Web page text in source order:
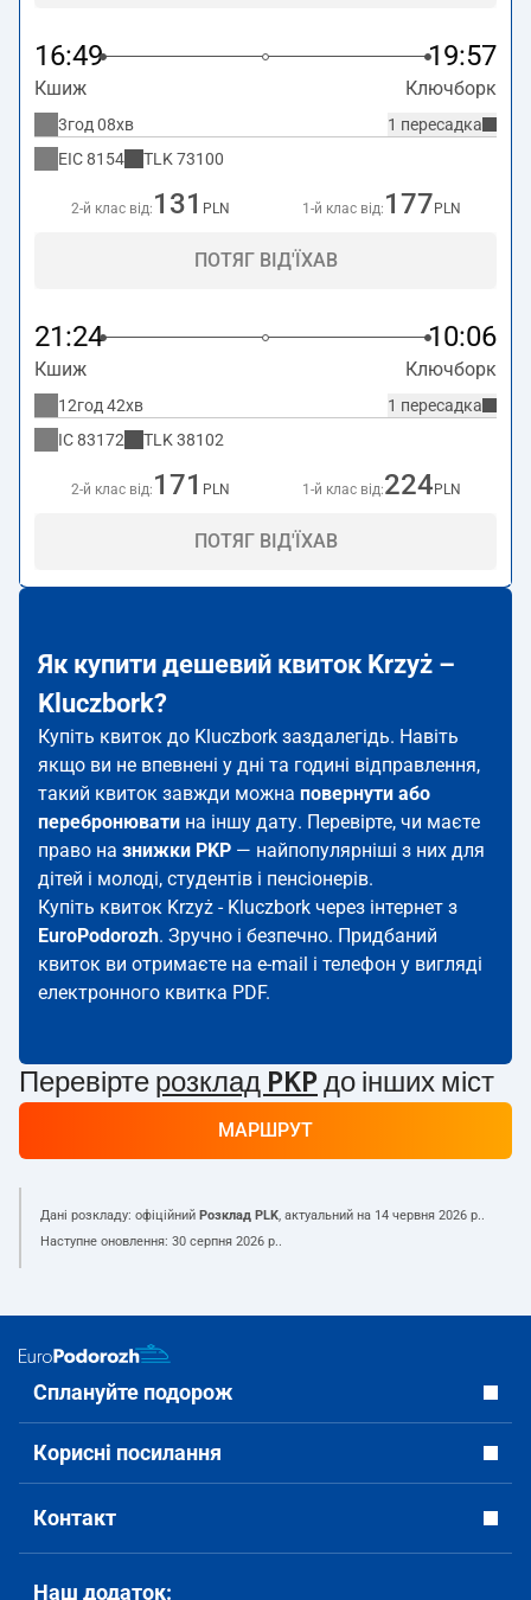
16:49 19:57
Кшиж Ключборк
1 пересадка
3год 08хв
EIC8154 TLK 73100
2-й клас від: 131 PLN 1-й клас від: 177 PLN
ПОТЯГ ВІД'ЇХАВ
21:24 10:06
Кшиж Ключборк
1 пересадка
12год 42хв
IC83172 TLK 38102
2-й клас від: 171 PLN 1-й клас від:224 PLN
ПОТЯГ ВІД'ЇХАВ
Як купити дешевий квиток Krzyż –
Kluczbork?
Купіть квиток до Kluczbork заздалегідь. Навіть
якщо ви не впевнені у дні та годині відправлення,
такий квиток завжди можна повернути або
перебронювати на іншу дату. Перевірте, чи маєте
право на знижки PKP — найпопулярніші з них для
дітей і молоді, студентів і пенсіонерів.
Купіть квиток Krzyż - Kluczbork через інтернет з
EuroPodorozh. Зручно і безпечно. Придбаний
квиток ви отримаєте на e-mail і телефон у вигляді
електронного квитка PDF.
Перевірте розклад PKP до інших міст
МАРШРУТ
Дані розкладу: офіційний Розклад PLK, актуальний на 14 червня 2026 р..
Наступне оновлення: 30 серпня 2026 р..
Сплануйте подорож
Корисні посилання
Контакт
Наш додаток: